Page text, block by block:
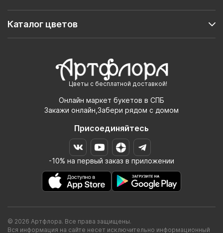
Цветы с бесплатной доставкой!
Онлайн маркет букетов в СПБ
Закажи онлайн,Забери рядом с домом
Присоединяйтесь
-10% на первый заказ в приложении
Каталог цветов
© 2026 Артфлора. Все права защищены.
Вся информация на сайте несет исключительно информационный